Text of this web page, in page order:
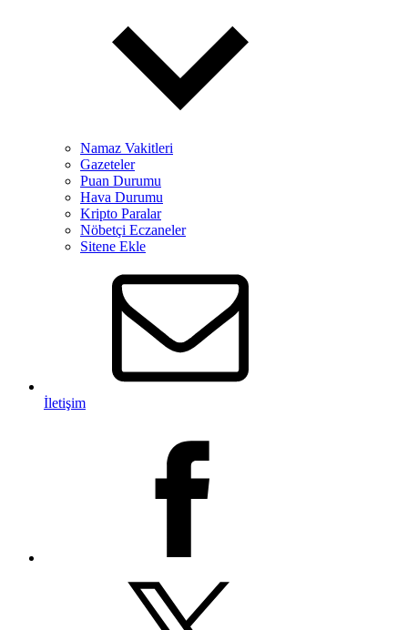
Namaz Vakitleri
Gazeteler
Puan Durumu
Hava Durumu
Kripto Paralar
Nöbetçi Eczaneler
Sitene Ekle
İletişim